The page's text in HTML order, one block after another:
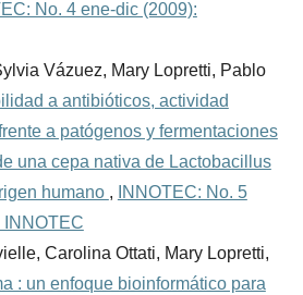
No. 4 ene-dic (2009):
Vázuez, Mary Lopretti, Pablo
a antibióticos, actividad
a patógenos y fermentaciones
una cepa nativa de Lactobacillus
humano ,
INNOTEC: No. 5
INNOTEC
Carolina Ottati, Mary Lopretti,
: un enfoque bioinformático para